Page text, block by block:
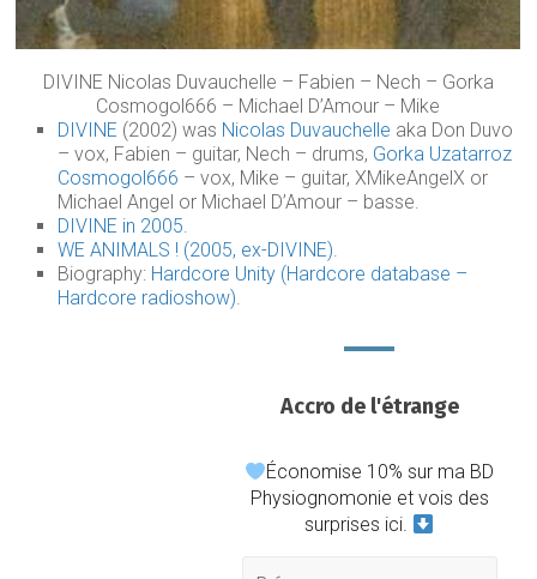
DIVINE Nicolas Duvauchelle – Fabien – Nech – Gorka
Cosmogol666 – Michael D’Amour – Mike
DIVINE (2002) was Nicolas Duvauchelle aka Don Duvo
– vox, Fabien – guitar, Nech – drums, Gorka Uzatarroz
Cosmogol666 – vox, Mike – guitar, XMikeAngelX or
Michael Angel or Michael D’Amour – basse.
DIVINE in 2005.
WE ANIMALS ! (2005, ex-DIVINE).
Biography: Hardcore Unity (Hardcore database –
Hardcore radioshow).
Accro de l'étrange
Économise 10% sur ma BD
Physiognomonie et vois des
surprises ici.